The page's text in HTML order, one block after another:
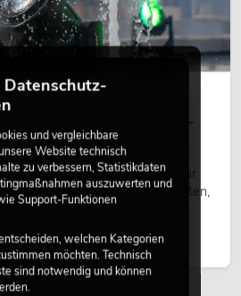
Wetterfeste Moving-
bewegliche Scheinwerfer für
werden bei Festivals, Stadtfesten,
und
eingesetzt.
Datenschutz-
und vergleichbare
Website technisch
zu verbessern, Statistikdaten
auszuwerten und
Support-Funktionen
welchen Kategorien
möchten. Technisch
sind notwendig und können